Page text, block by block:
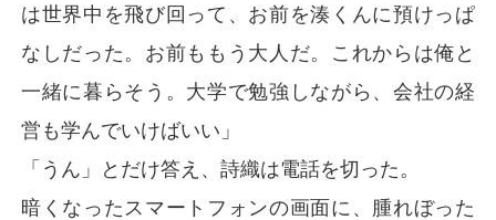
は世界中を飛び回って、お前を湊くんに預けっぱ
なしだった。お前ももう大人だ。これからは俺と
一緒に暮らそう。大学で勉強しながら、会社の経
営も学んでいけばいい」
「うん」とだけ答え、詩織は電話を切った。
暗くなったスマートフォンの画面に、腫れぼった